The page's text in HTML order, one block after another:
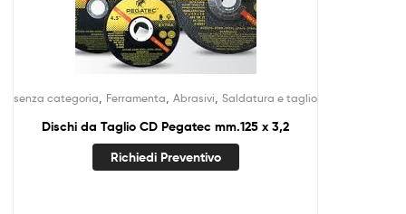
senza categoria Ferramenta Abrasivi Saldatura e taglio
Dischi da Taglio CD Pegatec mm.125 x 3,2
Richiedi Preventivo